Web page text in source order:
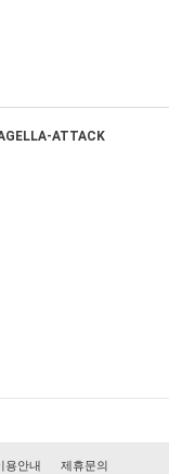
ATTACK
용안내 제휴문의